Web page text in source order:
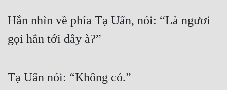
Hắn nhìn về phía Tạ Uẩn, nói: “Là ngươi
gọi hắn tới đây à?”
Tạ Uẩn nói: “Không có.”